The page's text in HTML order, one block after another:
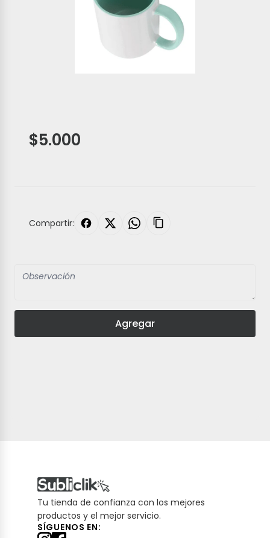
$5.000
Compartir:
Agregar
Tu tienda de confianza con los mejores
productos y el mejor servicio.
SÍGUENOS EN: